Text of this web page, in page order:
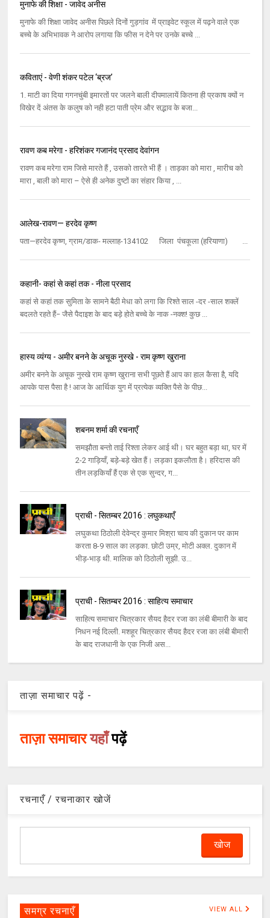
मुनाफे की शिक्षा - जावेद अनीस
मुनाफे की शिक्षा जावेद अनीस पिछले दिनों गुड़गांव में प्राइवेट स्कूल में पढ़ने वाले एक
बच्चे के अभिभावक ने आरोप लगाया कि फीस न देने पर उनके बच्चे ...
कविताएं - वेणी शंकर पटेल ‘ब्रज’
1. माटी का दिया गगनचुंबी इमारतों पर जलने बाली दीपमालायें कितना ही प्रकाष क्यों न
विखेर दें अंतस के कलुष को नही हटा पाती प्रेम और सद्भाव के बजा...
रावण कब मरेगा - हरिशंकर गजानंद प्रसाद देवांगन
रावण कब मरेगा राम जिसे मारते हैं , उसको तारते भी हैं । ताड़का को मारा , मारीच को
मारा , बाली को मारा – ऐसे ही अनेक दुष्टों का संहार किया , ...
आलेख-रावण— हरदेव कृष्ण
पता—हरदेव कृष्ण, ग्राम/डाक- मल्लाह-134102 जिला पंचकूला (हरियाणा) ...
कहानी- कहां से कहां तक - नीला प्रसाद
कहां से कहां तक सुमिता के सामने बैठी मेधा को लगा कि रिश्ते साल -दर -साल शक्लें
बदलते रहते हैं− जैसे पैदाइश के बाद बड़े होते बच्चे के नाक -नक्श! कुछ ...
हास्य व्यंग्य - अमीर बनने के अचूक नुस्खे - राम कृष्ण खुराना
अमीर बनने के अचूक नुस्खे राम कृष्ण खुराना सभी पूछते हैं आप का हाल कैसा है, यदि
आपके पास पैसा है ! आज के आर्थिक युग में प्रत्येक व्यक्ति पैसे के पीछ...
शबनम शर्मा की रचनाएँ
समझौता बन्तो ताई रिश्ता लेकर आई थी। घर बहुत बड़ा था, घर में
2-2 गाड़ियाँ, बड़े-बड़े खेत हैं। लड़का इकलौता है। हरिदास की
तीन लड़कियाँ हैं एक से एक सुन्दर, ग...
प्राची - सितम्बर 2016 : लघुकथाएँ
लघुकथा ठिठोली देवेन्द्र कुमार मिश्रा चाय की दुकान पर काम
करता 8-9 साल का लड़का. छोटी उम्र, मोटी अक्ल. दुकान में
भीड़-भाड़ थी. मालिक को ठिठोली सूझी. उ...
प्राची - सितम्बर 2016 : साहित्य समाचार
साहित्य समाचार चित्रकार सैयद हैदर रजा का लंबी बीमारी के बाद
निधन नई दिल्ली. मशहूर चित्रकार सैयद हैदर रजा का लंबी बीमारी
के बाद राजधानी के एक निजी अस...
ताज़ा समाचार पढ़ें -
ताज़ा समाचारयहाँपढ़ें
रचनाएँ / रचनाकार खोजें
समग्र रचनाएँ VIEW ALL